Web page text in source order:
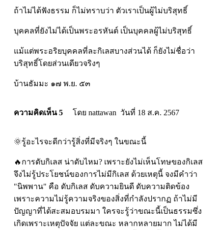
ถ้าไม่ได้ฟังธรรม ก็ไม่ทราบว่า ตัวเราเป็นผู้ไม่บริสุทธิ์
บุคคลที่ยังไม่ได้เป็นพระอรหันต์ เป็นบุคคลผู้ไม่บริสุทธิ์
แม้แต่พระอริยบุคคลที่ละกิเลสบางส่วนได้ ก็ยังไม่ชื่อว่า
บริสุทธิ์โดยส่วนเดียวจริงๆ
บ้านธัมมะ ๑๗ พ.ย. ๕๓
ความคิดเห็น 5 โดย nattawan วันที่ 18 ส.ค. 2567
🌞รู้อะไรจะดีกว่ารู้สิ่งที่มีจริงๆ ในขณะนี้
🔥การดับกิเลส น่าดับไหม? เพราะยังไม่เห็นโทษของกิเลส
จึงไม่รู้ประโยชน์ของการไม่มีกิเลส ด้วยเหตุนี้ จงมีคำว่า
"นิพพาน" คือ ดับกิเลส ดับความยินดี ดับความติดข้อง
เพราะความไม่รู้ความจริงของสิ่งที่กำลังปรากฏ ถ้าไม่มี
ปัญญาที่ได้สะสมอบรมมา ใครจะรู้ว่าขณะนี้เป็นธรรมซึ่ง
เกิดเพราะเหตุปัจจัย แต่ละขณะ หลากหลายมาก ไม่ได้มี